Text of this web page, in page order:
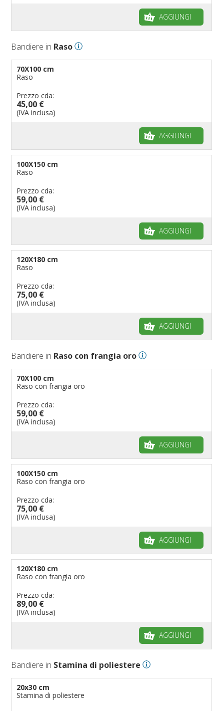
AGGIUNGI
Bandiere in Raso
70X100 cm
Raso
Prezzo cda:
45,00 €
(IVA inclusa)
AGGIUNGI
100X150 cm
Raso
Prezzo cda:
59,00 €
(IVA inclusa)
AGGIUNGI
120X180 cm
Raso
Prezzo cda:
75,00 €
(IVA inclusa)
AGGIUNGI
Bandiere in Raso con frangia oro
70X100 cm
Raso con frangia oro
Prezzo cda:
59,00 €
(IVA inclusa)
AGGIUNGI
100X150 cm
Raso con frangia oro
Prezzo cda:
75,00 €
(IVA inclusa)
AGGIUNGI
120X180 cm
Raso con frangia oro
Prezzo cda:
89,00 €
(IVA inclusa)
AGGIUNGI
Bandiere in Stamina di poliestere
20x30 cm
Stamina di poliestere